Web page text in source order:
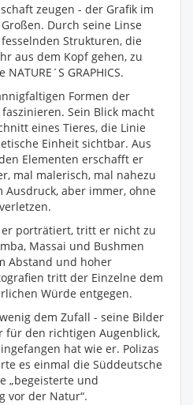
zeugen - der Grafik im
Durch seine Linse
Strukturen, die
aus dem Kopf gehen, zu
GRAPHICS.
Formen der
Sein Blick macht
eines Tieres, die Linie
Einheit sichtbar. Aus
Elementen erschafft er
mal malerisch, mal nahezu
aber immer, ohne
porträtiert, tritt er nicht zu
Massai und Bushmen
Abstand und hoher
tritt der Einzelne dem
Würde entgegen.
dem Zufall - seine Bilder
für den richtigen Augenblick,
hat wie er. Polizas
es einmal die Süddeutsche
„begeisterte und
vor der Natur“.